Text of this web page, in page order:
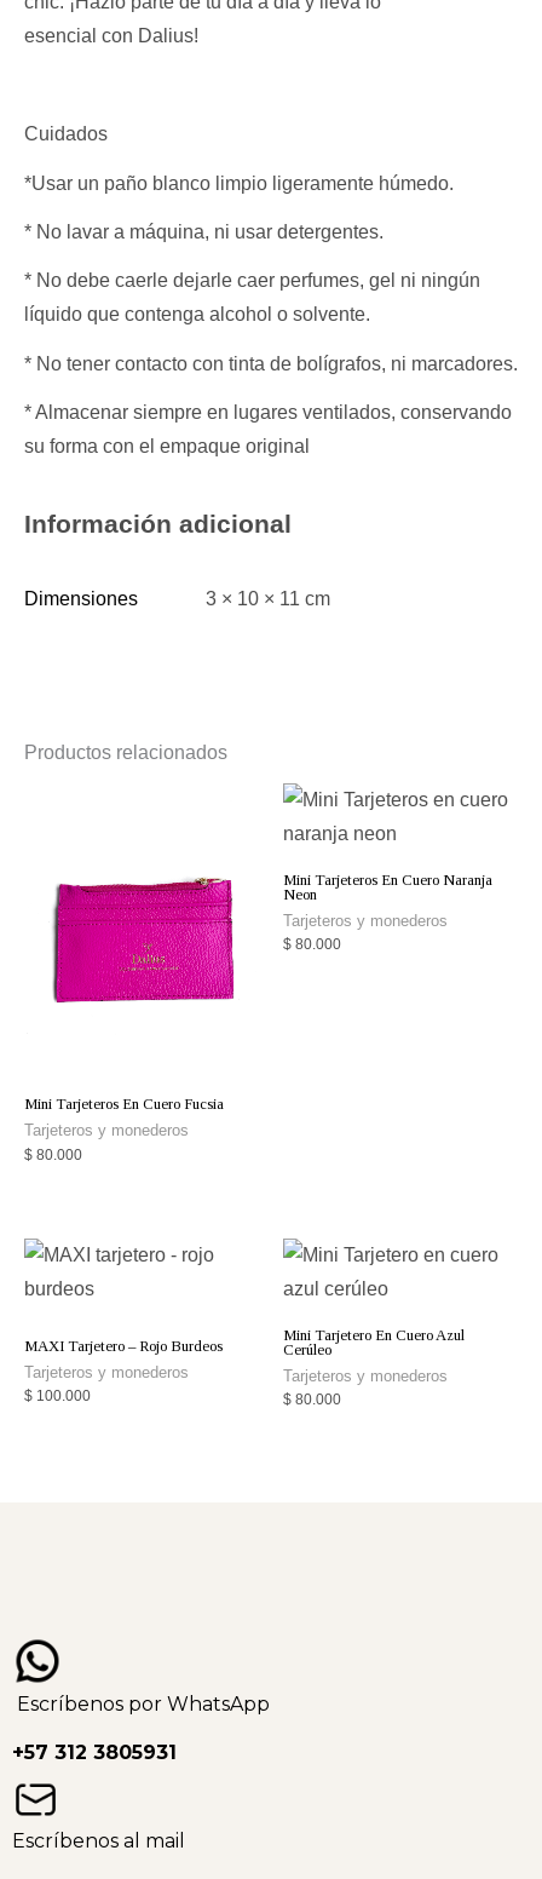
esencial con Dalius!
Cuidados
*Usar un paño blanco limpio ligeramente húmedo.
* No lavar a máquina, ni usar detergentes.
* No debe caerle dejarle caer perfumes, gel ni ningún
líquido que contenga alcohol o solvente.
* No tener contacto con tinta de bolígrafos, ni marcadores.
* Almacenar siempre en lugares ventilados, conservando
su forma con el empaque original
Información adicional
Dimensiones 3 × 10 × 11 cm
Productos relacionados
Mini Tarjeteros En Cuero Fucsia
Tarjeteros y monederos
$ 80.000
Mini Tarjeteros En Cuero Naranja
Neon
Tarjeteros y monederos
$ 80.000
MAXI Tarjetero – Rojo Burdeos
Tarjeteros y monederos
$ 100.000
Mini Tarjetero En Cuero Azul
Cerúleo
Tarjeteros y monederos
$ 80.000
Escríbenos por WhatsApp
+57 312 3805931
Escríbenos al mail